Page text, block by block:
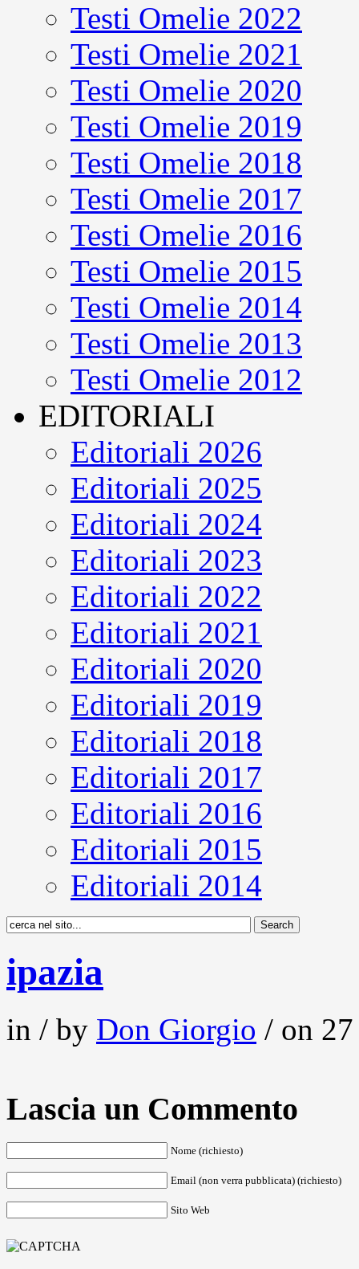
Testi Omelie 2022
Testi Omelie 2021
Testi Omelie 2020
Testi Omelie 2019
Testi Omelie 2018
Testi Omelie 2017
Testi Omelie 2016
Testi Omelie 2015
Testi Omelie 2014
Testi Omelie 2013
Testi Omelie 2012
EDITORIALI
Editoriali 2026
Editoriali 2025
Editoriali 2024
Editoriali 2023
Editoriali 2022
Editoriali 2021
Editoriali 2020
Editoriali 2019
Editoriali 2018
Editoriali 2017
Editoriali 2016
Editoriali 2015
Editoriali 2014
ipazia
in / by Don Giorgio / on
Lascia un Commento
Nome (richiesto)
Email (non verra pubblicata) (richiesto)
Sito Web